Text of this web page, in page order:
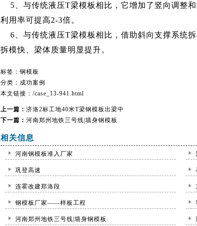
5、与传统液压T梁模板相比，它增加了竖向调整和
利用率可提高2-3倍。
6、与传统液压T梁模板相比，借助斜向支撑系统
拆模快、梁体质量明显提升。
标签： 钢模板
分类： 成功案例
本文链接： /case_13-941.html
上一篇： 济洛2标工地40米T梁钢模板出梁中
下一篇： 河南郑州地铁三号线|墙身钢模板
相关信息
河南钢模板准入厂家
巩登高速
连霍改建郑洛段
钢模板厂家——样板工程
河南郑州地铁三号线|墙身钢模板